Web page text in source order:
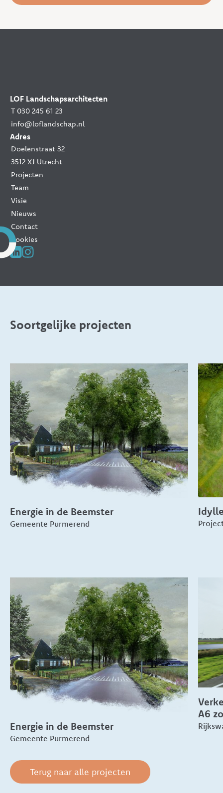
LOF Landschapsarchitecten
T 030 245 61 23
info@loflandschap.nl
Adres
Doelenstraat 32
3512 XJ Utrecht
Projecten
Team
Visie
Nieuws
Contact
Cookies
Soortgelijke projecten
Energie in de Beemster
Gemeente Purmerend
Energie in de Beemster
Gemeente Purmerend
A6
Terug naar alle projecten